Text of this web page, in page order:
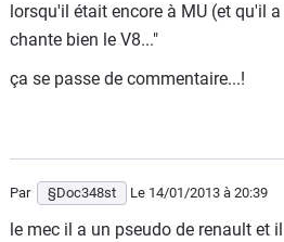
ce qui se passe pendant les 24H
c'est un véritable désastre à tel
supprimer la course... (on ne
blairer
lorsqu'il était encore à MU (et qu'il
chante bien le V8..."
ça se passe de commentaire...!
Par §Doc348st Le 14/01/2013 à 20:39
le mec il a un pseudo de renault et